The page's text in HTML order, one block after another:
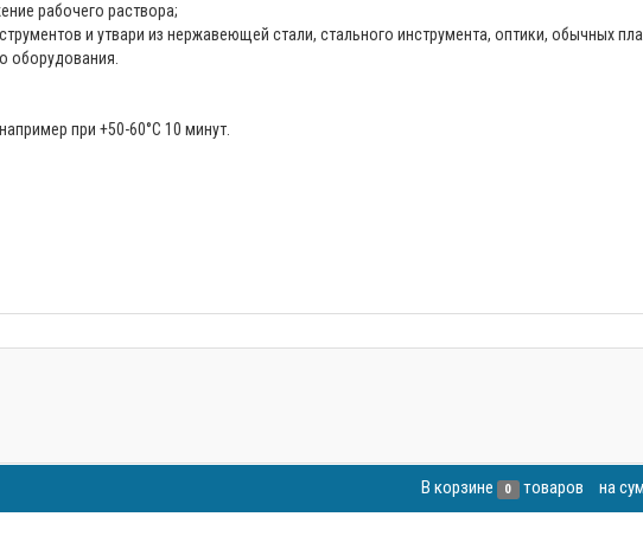
рабочего раствора;
и утвари из нержавеющей стали, стального инструмента, оптики, обычных
оборудования.
при +50-60°С 10 минут.
В корзине 0 товаров на